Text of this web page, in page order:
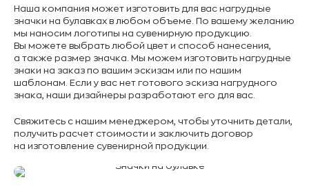
Наша компания может изготовить для вас нагрудные
значки на булавках в любом объеме. По вашему желанию
мы наносим логотипы на сувенирную продукцию.
Вы можете выбрать любой цвет и способ нанесения,
а также размер значка. Мы можем изготовить нагрудные
знаки на заказ по вашим эскизам или по нашим
шаблонам. Если у вас нет готового эскиза нагрудного
знака, наши дизайнеры разработают его для вас.
Свяжитесь с нашим менеджером, чтобы уточнить детали,
получить расчет стоимости и заключить договор
на изготовление сувенирной продукции.